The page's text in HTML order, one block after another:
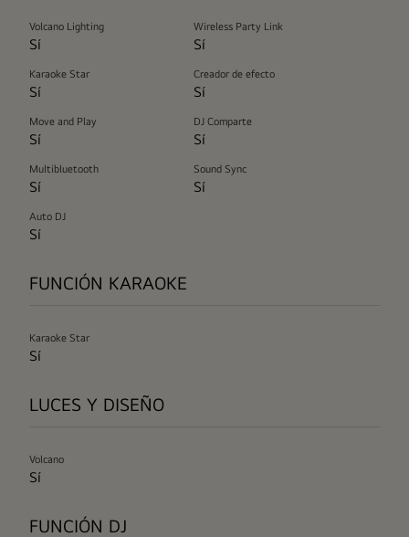
Volcano Lighting
Sí
Wireless Party Link
Sí
Karaoke Star
Sí
Creador de efecto
Sí
Move and Play
Sí
DJ Comparte
Sí
Multibluetooth
Sí
Sound Sync
Sí
Auto DJ
Sí
FUNCIÓN KARAOKE
Karaoke Star
Sí
LUCES Y DISEÑO
Volcano
Sí
FUNCIÓN DJ